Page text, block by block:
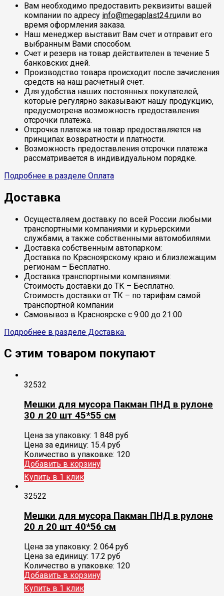
Вам необходимо предоставить реквизиты вашей
компании по адресу info@megaplast24.ruили во
время оформления заказа.
Наш менеджер выставит Вам счет и отправит его
выбранным Вами способом.
Счет и резерв на товар действителен в течение 5
банковских дней.
Производство товара происходит после зачисления
средств на наш расчетный счет.
Для удобства наших постоянных покупателей,
которые регулярно заказывают нашу продукцию,
предусмотрена возможность предоставления
отсрочки платежа.
Отсрочка платежа на товар предоставляется на
принципах возвратности и платности.
Возможность предоставления отсрочки платежа
рассматривается в индивидуальном порядке.
Подробнее в разделе Оплата
Доставка
Осуществляем доставку по всей России любыми
транспортными компаниями и курьерскими
службами, а также собственными автомобилями.
Доставка собственным автопарком:
Доставка по Красноярскому краю и близлежащим
регионам – Бесплатно.
Доставка транспортными компаниями:
Стоимость доставки до ТК – Бесплатно.
Стоимость доставки от ТК – по тарифам самой
транспортной компании
Самовывоз в Красноярске с 9:00 до 21:00
Подробнее в разделе Доставка
С этим товаром покупают
32532
Мешки для мусора Пакман ПНД в рулоне
30 л 20 шт 45*55 см
Цена за упаковку: 1 848 руб
Цена за единицу: 15.4 руб
Количество в упаковке: 120
Добавить в корзину
Купить в 1 клик
32522
Мешки для мусора Пакман ПНД в рулоне
20 л 20 шт 40*56 см
Цена за упаковку: 2 064 руб
Цена за единицу: 17.2 руб
Количество в упаковке: 120
Добавить в корзину
Купить в 1 клик